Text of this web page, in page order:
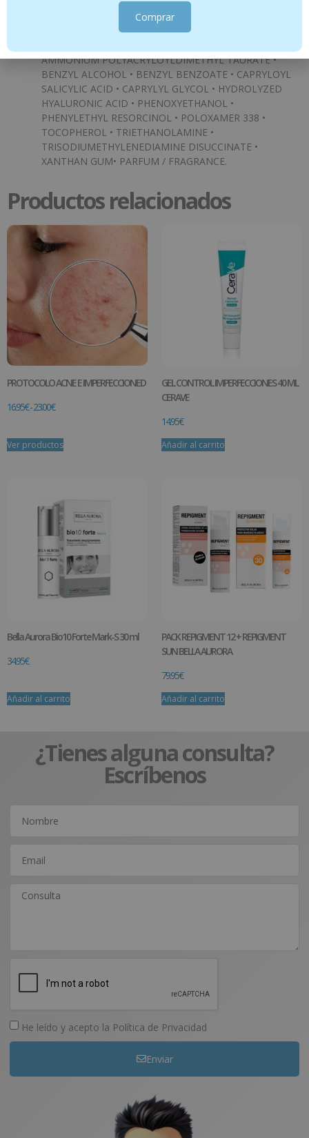
SULFONIC ACID • POTASSIUMCETYL PHOSPHATE •
DROMETRIZOLE TRISILOXANE • PEG-100 STEARATE •
AMMONIUM POLYACRYLOYLDIMETHYL TAURATE •
BENZYL ALCOHOL • BENZYL BENZOATE • CAPRYLOYL
SALICYLIC ACID • CAPRYLYL GLYCOL • HYDROLYZED
HYALURONIC ACID • PHENOXYETHANOL •
PHENYLETHYL RESORCINOL • POLOXAMER 338 •
TOCOPHEROL • TRIETHANOLAMINE •
TRISODIUMETHYLENEDIAMINE DISUCCINATE •
XANTHAN GUM• PARFUM / FRAGRANCE.
Productos relacionados
PROTOCOLO ACNE E IMPERFECCIONED
16.95€-23.00€
Ver productos
GEL CONTROL IMPERFECCIONES 40 ML
CERAVE
14.95€
Añadir al carrito
Bella Aurora Bio10 Forte Mark-S 30 ml
34.95€
Añadir al carrito
PACK REPIGMENT 12 + REPIGMENT
SUN BELLA AURORA
79.95€
Añadir al carrito
¿Tienes alguna consulta?
Escríbenos
He leído y acepto la Política de Privacidad
Enviar
Comprar